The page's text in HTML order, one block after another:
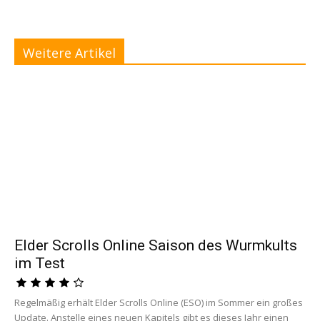
Weitere Artikel
Elder Scrolls Online Saison des Wurmkults
im Test
Regelmäßig erhält Elder Scrolls Online (ESO) im Sommer ein großes
Update. Anstelle eines neuen Kapitels gibt es dieses Jahr einen